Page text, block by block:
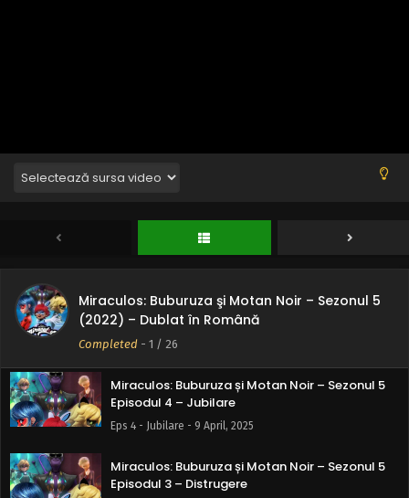
Miraculos: Buburuza şi Motan Noir – Sezonul 5
(2022) – Dublat în Română
Completed - 1 / 26
Episodul 7 – Pasiune
Eps 7 - Pasiune - 9 April, 2025
Miraculos: Buburuza și Motan Noir – Sezonul 5
Episodul 6 – Determinare
Miraculos: Buburuza și Motan Noir – Sezonul 5
Episodul 5 – Iluzie
Eps 5 - Iluzie - 9 April, 2025
Miraculos: Buburuza și Motan Noir – Sezonul 5
Episodul 4 – Jubilare
Eps 4 - Jubilare - 9 April, 2025
Miraculos: Buburuza și Motan Noir – Sezonul 5
Episodul 3 – Distrugere